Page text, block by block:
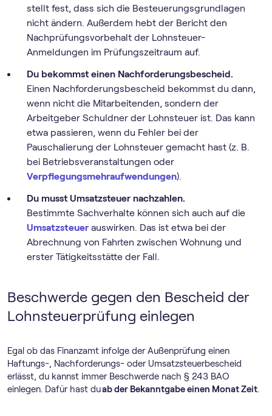
stellt fest, dass sich die Besteuerungsgrundlagen
nicht ändern. Außerdem hebt der Bericht den
Nachprüfungsvorbehalt der Lohnsteuer-
Anmeldungen im Prüfungszeitraum auf.
Du bekommst einen Nachforderungsbescheid.
Einen Nachforderungsbescheid bekommst du dann,
wenn nicht die Mitarbeitenden, sondern der
Arbeitgeber Schuldner der Lohnsteuer ist. Das kann
etwa passieren, wenn du Fehler bei der
Pauschalierung der Lohnsteuer gemacht hast (z. B.
bei Betriebsveranstaltungen oder
Verpflegungsmehraufwendungen).
Du musst Umsatzsteuer nachzahlen.
Bestimmte Sachverhalte können sich auch auf die
Umsatzsteuer auswirken. Das ist etwa bei der
Abrechnung von Fahrten zwischen Wohnung und
erster Tätigkeitsstätte der Fall.
Beschwerde gegen den Bescheid der
Lohnsteuerprüfung einlegen
Egal ob das Finanzamt infolge der Außenprüfung einen
Haftungs-, Nachforderungs- oder Umsatzsteuerbescheid
erlässt, du kannst immer Beschwerde nach § 243 BAO
einlegen. Dafür hast duab der Bekanntgabe einen Monat Zeit.